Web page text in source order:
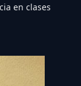
en clases